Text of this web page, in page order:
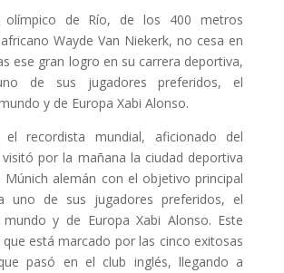
olímpico de Río, de los 400 metros
Wayde Van Niekerk, no cesa en
ese gran logro en su carrera deportiva,
de sus jugadores preferidos, el
y de Europa Xabi Alonso.
el recordista mundial, aficionado del
visitó por la mañana la ciudad deportiva
Múnich alemán con el objetivo principal
uno de sus jugadores preferidos, el
y de Europa Xabi Alonso. Este
está marcado por las cinco exitosas
pasó en el club inglés, llegando a